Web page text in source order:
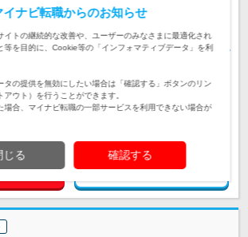
アで勤務スタート／マイカー通勤OK（駐車場完
任地は希望勤務地または居住地を最…
円以上＋各種手当＋賞与年2回（昨年度実績4.97
験・年齢を考慮して決定いた…
不問／第二新卒歓迎】人柄重視の採用◇要普免（A
のキャリアアップも可能◇安定企業で自分を成長さ
迎！
見る 気になる
イナビ転職からのお知らせ
イトの継続的な改善や、ユーザーのみなさまに最適化され
等を目的に、Cookie等の「インフォマティブデータ」を利
タの提供を無効にしたい場合は「確認する」ボタンのリン
ウト）を行うことができます。
合、マイナビ転職の一部サービスを利用できない場合が
じる 確認する